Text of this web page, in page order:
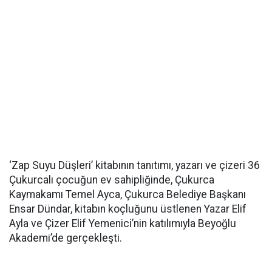
‘Zap Suyu Düşleri’ kitabının tanıtımı, yazarı ve çizeri 36
Çukurcalı çocuğun ev sahipliğinde, Çukurca
Kaymakamı Temel Ayca, Çukurca Belediye Başkanı
Ensar Dündar, kitabın koçluğunu üstlenen Yazar Elif
Ayla ve Çizer Elif Yemenici’nin katılımıyla Beyoğlu
Akademi’de gerçekleşti.